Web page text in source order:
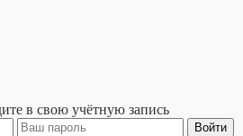
в свою учётную запись